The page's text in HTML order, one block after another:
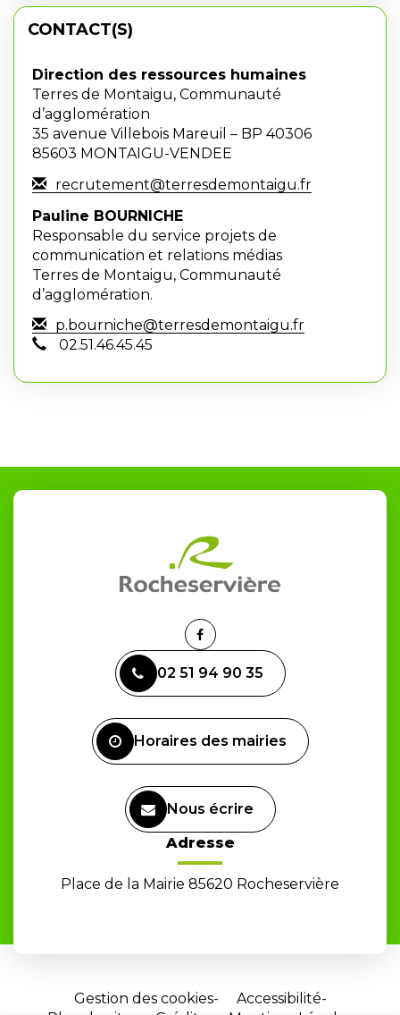
CONTACT(S)
Direction des ressources humaines
Terres de Montaigu, Communauté
d’agglomération
35 avenue Villebois Mareuil – BP 40306
85603 MONTAIGU-VENDEE
recrutement@terresdemontaigu.fr
Pauline BOURNICHE
Responsable du service projets de
communication et relations médias
Terres de Montaigu, Communauté
d’agglomération.
p.bourniche@terresdemontaigu.fr
02.51.46.45.45
Lien
le
compte
02 51 94 90 35
Horaires des mairies
Nous écrire
Adresse
Place de la Mairie 85620 Rocheservière
Gestion des cookies
Accessibilité